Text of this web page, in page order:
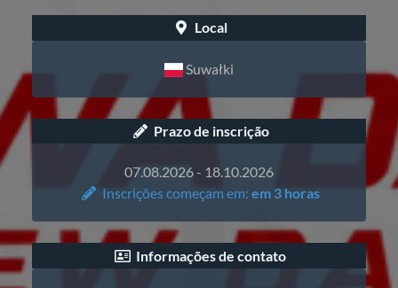
Local
Suwałki
Prazo de inscrição
07.08.2026 - 18.10.2026
Inscrições começam em: em 3 horas
Informações de contato